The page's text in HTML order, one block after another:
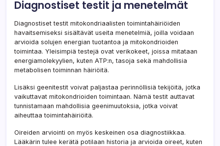
Diagnostiset testit ja menetelmät
Diagnostiset testit mitokondriaalisten toimintahäiriöiden
havaitsemiseksi sisältävät useita menetelmiä, joilla voidaan
arvioida solujen energian tuotantoa ja mitokondrioiden
toimintaa. Yleisimpiä testejä ovat verikokeet, joissa mitataan
energiamolekyylien, kuten ATP:n, tasoja sekä mahdollisia
metabolisen toiminnan häiriöitä.
Lisäksi geenitestit voivat paljastaa perinnöllisiä tekijöitä, jotka
vaikuttavat mitokondrioiden toimintaan. Nämä testit auttavat
tunnistamaan mahdollisia geenimuutoksia, jotka voivat
aiheuttaa toimintahäiriöitä.
Oireiden arviointi on myös keskeinen osa diagnostiikkaa.
Lääkärin tulee kerätä potilaan historia ja arvioida oireet, kuten